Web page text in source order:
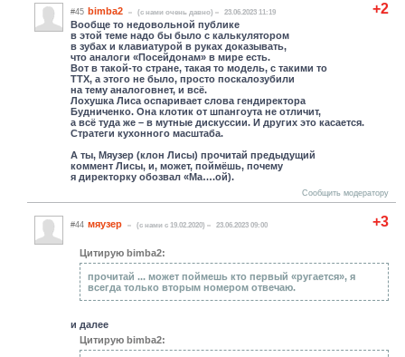
+2
#45 bimba2 (c нами очень давно) 23.06.2023 11:19
Вообще то недовольной публике
в этой теме надо бы было с калькулятором
в зубах и клавиатурой в руках доказывать,
что аналоги «Посейдонам» в мире есть.
Вот в такой-то стране, такая то модель, с такими то
ТТХ, а этого не было, просто поскалозубили
на тему аналоговнет, и всё.
Лохушка Лиса оспаривает слова гендиректора
Будниченко. Она клотик от шпангоута не отличит,
а всё туда же – в мутные дискуссии. И других это касается.
Стратеги кухонного масштаба.
А ты, Мяузер (клон Лисы) прочитай предыдущий
коммент Лисы, и, может, поймёшь, почему
я директорку обозвал «Ма….ой).
Сообщить модератору
+3
#44 мяузер (c нами с 19.02.2020) 23.06.2023 09:00
Цитирую bimba2:
прочитай ... может поймешь кто первый «ругается», я
всегда только вторым номером отвечаю.
и далее
Цитирую bimba2: